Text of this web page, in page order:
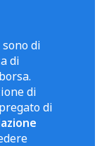
di
di
di
di